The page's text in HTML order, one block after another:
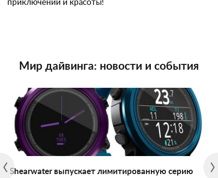
приключений и красоты!
Мир дайвинга: новости и события
Shearwater выпускает лимитированную серию